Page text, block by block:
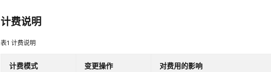
计费说明
表1计费说明
计费模式 变更操作 对费用的影响